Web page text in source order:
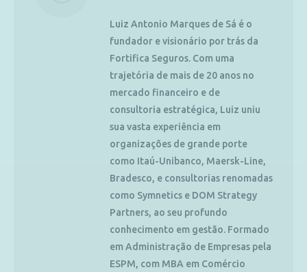
Luiz Antonio Marques de Sá é o
fundador e visionário por trás da
Fortifica Seguros. Com uma
trajetória de mais de 20 anos no
mercado financeiro e de
consultoria estratégica, Luiz uniu
sua vasta experiência em
organizações de grande porte
como Itaú-Unibanco, Maersk-Line,
Bradesco, e consultorias renomadas
como Symnetics e DOM Strategy
Partners, ao seu profundo
conhecimento em gestão. Formado
em Administração de Empresas pela
ESPM, com MBA em Comércio